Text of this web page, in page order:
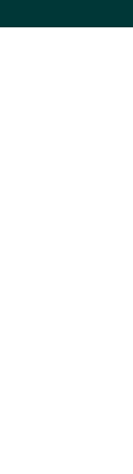
naar